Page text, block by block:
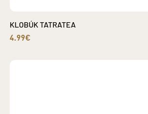
KLOBÚK TATRATEA
4.99€